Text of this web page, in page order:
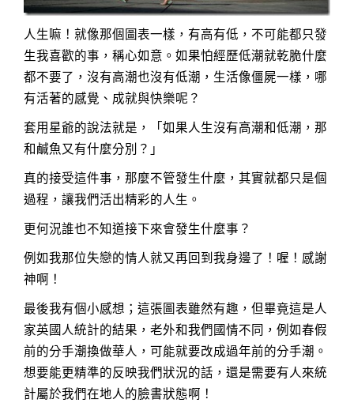
人生嘛！就像那個圖表一樣，有高有低，不可能都只發
生我喜歡的事，稱心如意。如果怕經歷低潮就乾脆什麼
都不要了，沒有高潮也沒有低潮，生活像僵屍一樣，哪
有活著的感覺、成就與快樂呢？
套用星爺的說法就是，「如果人生沒有高潮和低潮，那
和鹹魚又有什麼分別？」
真的接受這件事，那麼不管發生什麼，其實就都只是個
過程，讓我們活出精彩的人生。
更何況誰也不知道接下來會發生什麼事？
例如我那位失戀的情人就又再回到我身邊了！喔！感謝
神啊！
最後我有個小感想；這張圖表雖然有趣，但畢竟這是人
家英國人統計的結果，老外和我們國情不同，例如春假
前的分手潮換做華人，可能就要改成過年前的分手潮。
想要能更精準的反映我們狀況的話，還是需要有人來統
計屬於我們在地人的臉書狀態啊！